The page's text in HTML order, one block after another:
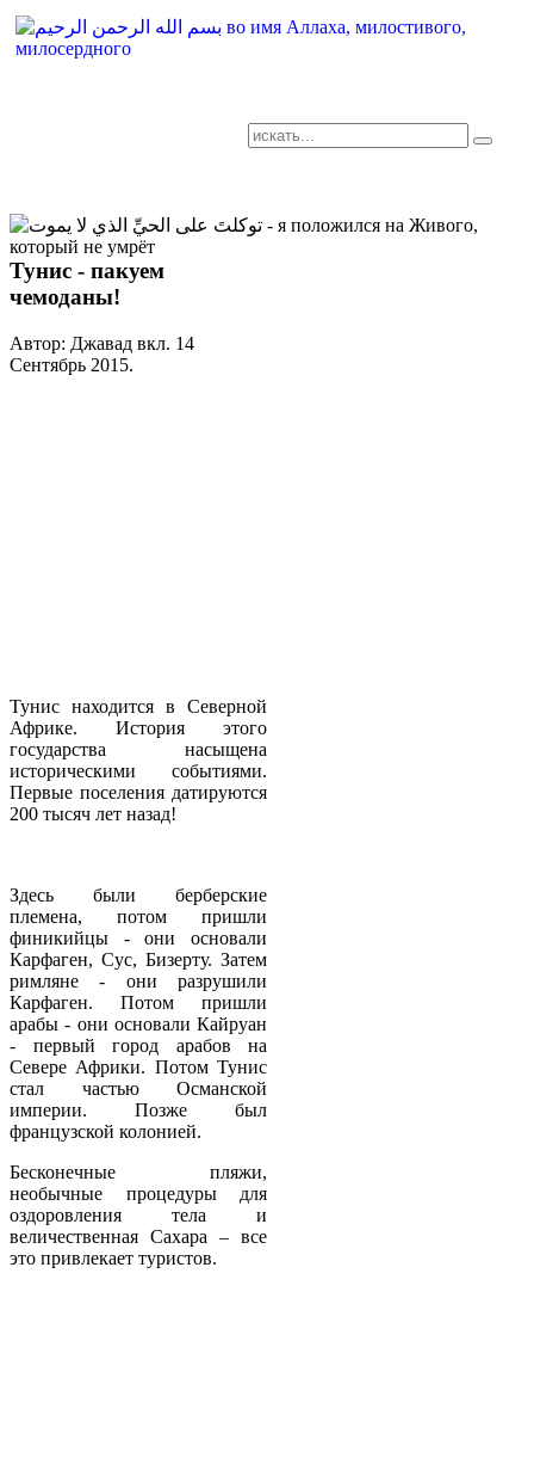
Тунис - пакуем
чемоданы!
Автор: Джавад вкл. 14
Сентябрь 2015.
Тунис находится в Северной
Африке. История этого
государства насыщена
историческими событиями.
Первые поселения датируются
200 тысяч лет назад!
Здесь были берберские
племена, потом пришли
финикийцы - они основали
Карфаген, Сус, Бизерту. Затем
римляне - они разрушили
Карфаген. Потом пришли
арабы - они основали Кайруан
- первый город арабов на
Севере Африки. Потом Тунис
стал частью Османской
империи. Позже был
французской колонией.
Бесконечные пляжи,
необычные процедуры для
оздоровления тела и
величественная Сахара – все
это привлекает туристов.